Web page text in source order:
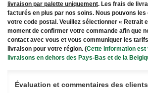
livraison par palette uniquement. Les frais de
facturés en plus par nos soins. Nous pouvons
votre code postal. Veuillez sélectionner « Retrait
moment de confirmer votre commande afin que
contact avec vous et vous communiquer les
livraison pour votre région. (Cette information est
livraisons en dehors des Pays-Bas et de la
Évaluation et commentaires des clients